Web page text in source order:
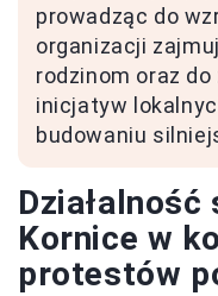
prowadząc do
organizacji
rodzinom oraz
inicjatyw
budowaniu
Działalność
Kornice w
protestów